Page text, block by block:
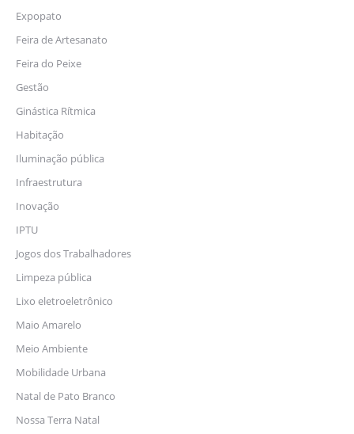
Expopato
Feira de Artesanato
Feira do Peixe
Gestão
Ginástica Rítmica
Habitação
Iluminação pública
Infraestrutura
Inovação
IPTU
Jogos dos Trabalhadores
Limpeza pública
Lixo eletroeletrônico
Maio Amarelo
Meio Ambiente
Mobilidade Urbana
Natal de Pato Branco
Nossa Terra Natal